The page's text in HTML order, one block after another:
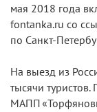
мая 2018 года
fontanka.ru со
по Санкт-
На выезд из
тысячи
МАПП